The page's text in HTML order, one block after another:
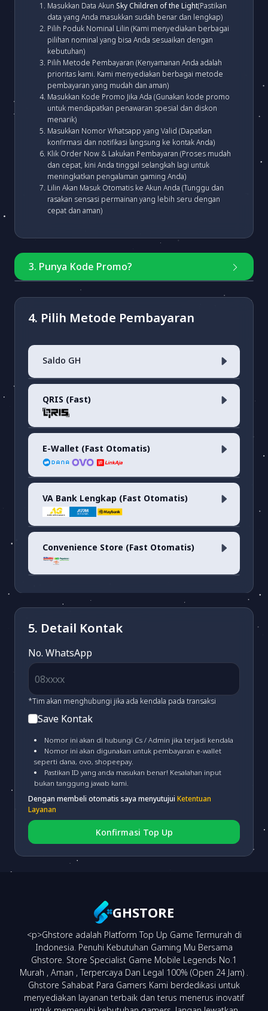
Masukkan Data Akun Sky Children of the Light(Pastikan
data yang Anda masukkan sudah benar dan lengkap)
Pilih Poduk Nominal Lilin (Kami menyediakan berbagai
pilihan nominal yang bisa Anda sesuaikan dengan
kebutuhan)
Pilih Metode Pembayaran (Kenyamanan Anda adalah
prioritas kami. Kami menyediakan berbagai metode
pembayaran yang mudah dan aman)
Masukkan Kode Promo Jika Ada (Gunakan kode promo
untuk mendapatkan penawaran spesial dan diskon
menarik)
Masukkan Nomor Whatsapp yang Valid (Dapatkan
konfirmasi dan notifikasi langsung ke kontak Anda)
Klik Order Now & Lakukan Pembayaran (Proses mudah
dan cepat, kini Anda tinggal selangkah lagi untuk
meningkatkan pengalaman gaming Anda)
Lilin Akan Masuk Otomatis ke Akun Anda (Tunggu dan
rasakan sensasi permainan yang lebih seru dengan
cepat dan aman)
3. Punya Kode Promo?
Masukkan kode
4. Pilih Metode Pembayaran
Saldo GH
Saldo Akun
QRIS (Fast)
QRIS <i>(fee 0.7%)</i>
E-Wallet (Fast Otomatis)
Dana (fee 1.7%)
OVO(fee 3.03%)
VA Bank Lengkap (Fast Otomatis)
ARTHA GRAHA VA(fee 1.500)
BSI VA
PERMATA VA
MANDIRI VA(fee 4.000)
NEO VA(fee 3.000)
Convenience Store (Fast Otomatis)
Dan(fee 2.500)
5. Detail Kontak
No. WhatsApp
*Tim akan menghubungi jika ada kendala pada transaksi
Save Kontak
Nomor ini akan di hubungi Cs / Admin jika terjadi kendala
Nomor ini akan digunakan untuk pembayaran e-wallet
seperti dana, ovo, shopeepay.
Pastikan ID yang anda masukan benar! Kesalahan input
bukan tanggung jawab kami.
Dengan membeli otomatis saya menyutujui Ketentuan
Layanan
Konfirmasi Top Up
GHSTORE
<p>Ghstore adalah Platform Top Up Game Termurah di
Indonesia. Penuhi Kebutuhan Gaming Mu Bersama
Ghstore. Store Specialist Game Mobile Legends No.1
Murah , Aman , Terpercaya Dan Legal 100% (Open 24 Jam) .
Ghstore Sahabat Para Gamers Kami berdedikasi untuk
menyediakan layanan terbaik dan terus menerus inovatif